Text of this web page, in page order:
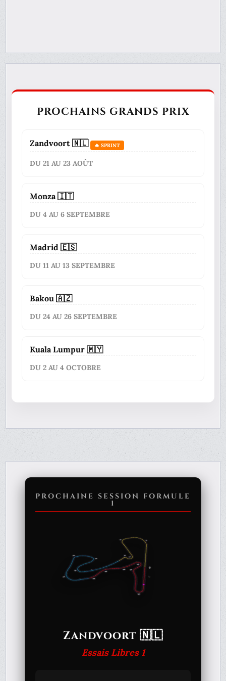
PROCHAINS GRANDS PRIX
Zandvoort 🇳🇱 🔥 SPRINT
DU 21 AU 23 AOÛT
Monza 🇮🇹
DU 4 AU 6 SEPTEMBRE
Madrid 🇪🇸
DU 11 AU 13 SEPTEMBRE
Bakou 🇦🇿
DU 24 AU 26 SEPTEMBRE
Kuala Lumpur 🇲🇾
DU 2 AU 4 OCTOBRE
PROCHAINE SESSION FORMULE
1
Zandvoort 🇳🇱
Essais Libres 1